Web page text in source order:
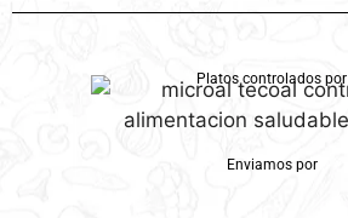
Platos controlados por
Enviamos por